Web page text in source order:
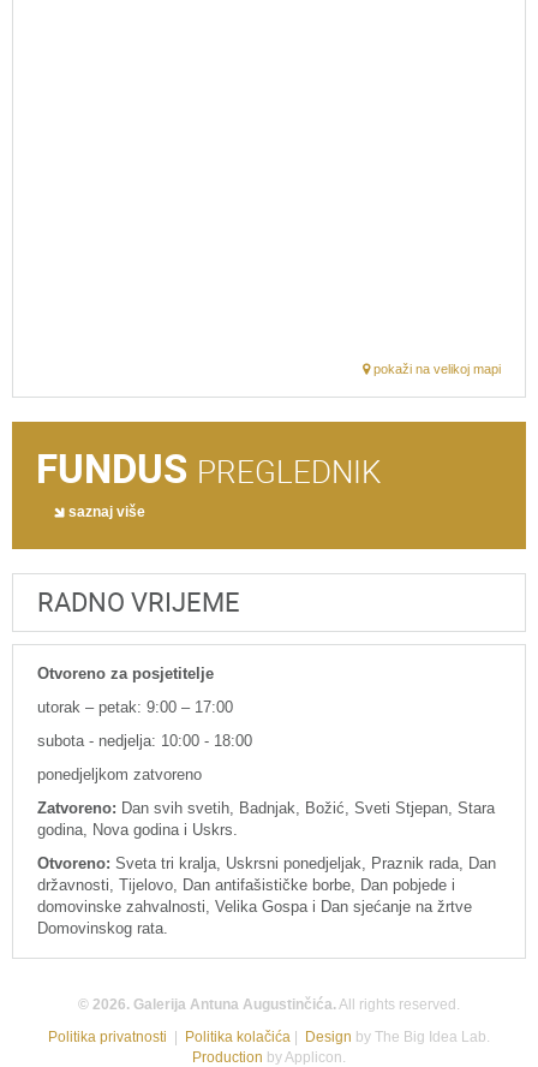
pokaži na velikoj mapi
FUNDUS PREGLEDNIK
saznaj više
RADNO VRIJEME
Otvoreno za posjetitelje
utorak – petak: 9:00 – 17:00
subota - nedjelja: 10:00 - 18:00
ponedjeljkom zatvoreno
Zatvoreno: Dan svih svetih, Badnjak, Božić, Sveti Stjepan, Stara
godina, Nova godina i Uskrs.
Otvoreno: Sveta tri kralja, Uskrsni ponedjeljak, Praznik rada, Dan
državnosti, Tijelovo, Dan antifašističke borbe, Dan pobjede i
domovinske zahvalnosti, Velika Gospa i Dan sjećanje na žrtve
Domovinskog rata.
© 2026. Galerija Antuna Augustinčića.All rights reserved.
Politika privatnosti
Politika kolačića Design by The Big Idea Lab.
Production by Applicon.